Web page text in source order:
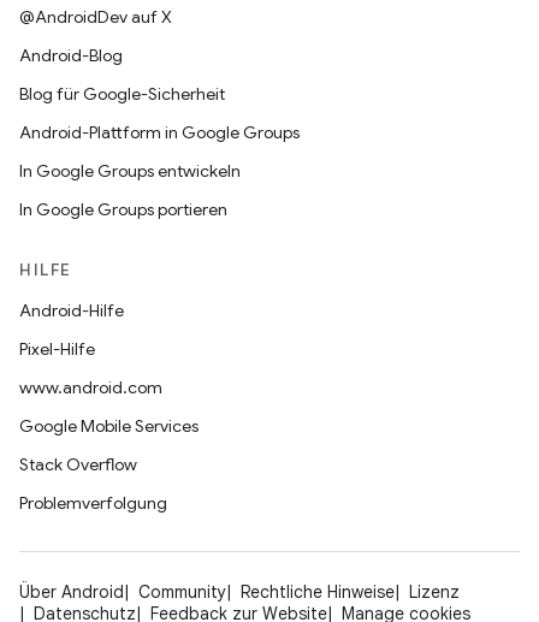
@AndroidDev auf X
Android-Blog
Blog für Google-Sicherheit
Android-Plattform in Google Groups
In Google Groups entwickeln
In Google Groups portieren
HILFE
Android-Hilfe
Pixel-Hilfe
www.android.com
Google Mobile Services
Stack Overflow
Problemverfolgung
Über Android Community Rechtliche Hinweise
Lizenz
Datenschutz
Feedback zur Website Manage cookies